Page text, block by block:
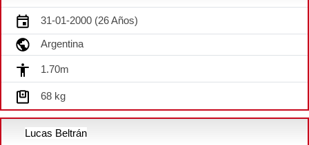
31-01-2000 (26 Años)
Argentina
1.70m
68 kg
Lucas Beltrán